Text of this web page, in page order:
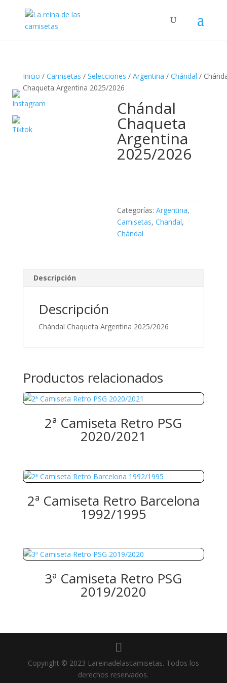
Búsqueda
Inicio / Camisetas / Selecciones / Argentina / Chándal /
Chaqueta Argentina 2025/2026
Chándal
Chaqueta
Argentina
2025/2026
Categorías:Argentina,
Camisetas,Chandal,
Chándal
Descripción
Descripción
Chándal Chaqueta Argentina 2025/2026
Productos relacionados
2ª Camiseta Retro PSG
2020/2021
2ª Camiseta Retro Barcelona
1992/1995
3ª Camiseta Retro PSG
2019/2020
Copyright © 2023 Lareinadelascamisetas. Todos los
derechos reservados.